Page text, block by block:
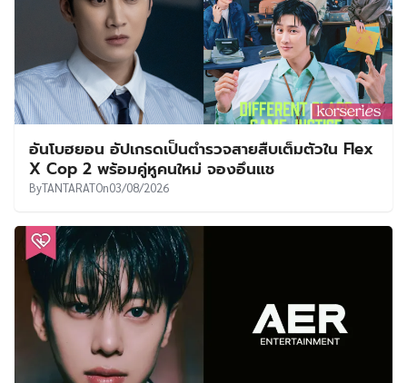
อันโบฮยอน อัปเกรดเป็นตำรวจสายสืบเต็มตัวใน Flex
X Cop 2 พร้อมคู่หูคนใหม่ จองอึนแช
ByTANTARATOn03/08/2026